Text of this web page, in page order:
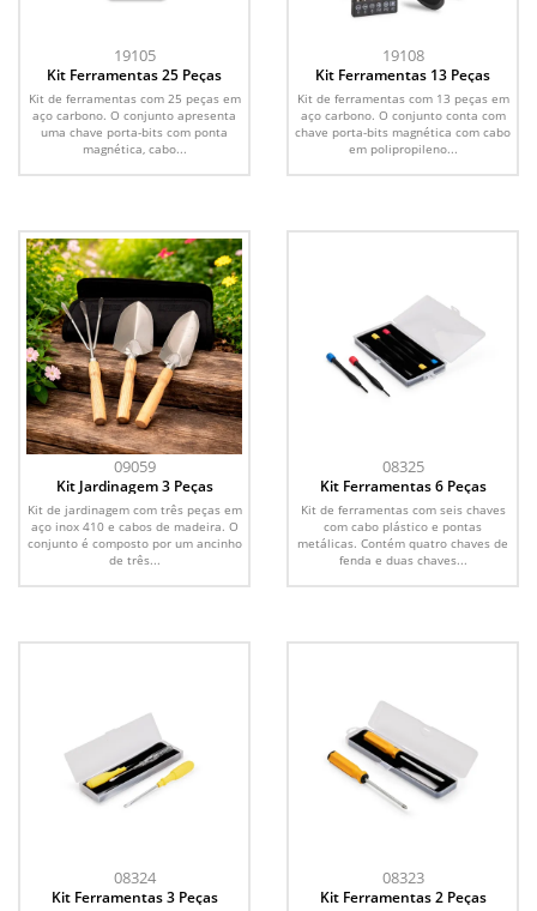
19105
Kit Ferramentas 25 Peças
Kit de ferramentas com 25 peças em
aço carbono. O conjunto apresenta
uma chave porta-bits com ponta
magnética, cabo...
19108
Kit Ferramentas 13 Peças
Kit de ferramentas com 13 peças em
aço carbono. O conjunto conta com
chave porta-bits magnética com cabo
em polipropileno...
09059
Kit Jardinagem 3 Peças
Kit de jardinagem com três peças em
aço inox 410 e cabos de madeira. O
conjunto é composto por um ancinho
de três...
08325
Kit Ferramentas 6 Peças
Kit de ferramentas com seis chaves
com cabo plástico e pontas
metálicas. Contém quatro chaves de
fenda e duas chaves...
08324
Kit Ferramentas 3 Peças
08323
Kit Ferramentas 2 Peças